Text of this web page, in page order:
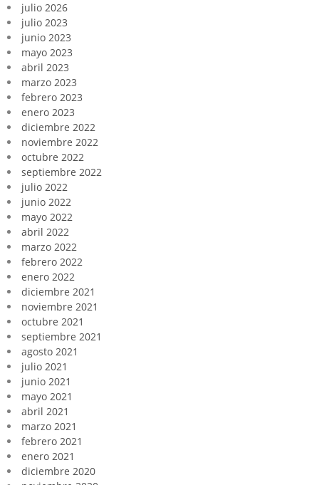
julio 2026
julio 2023
junio 2023
mayo 2023
abril 2023
marzo 2023
febrero 2023
enero 2023
diciembre 2022
noviembre 2022
octubre 2022
septiembre 2022
julio 2022
junio 2022
mayo 2022
abril 2022
marzo 2022
febrero 2022
enero 2022
diciembre 2021
noviembre 2021
octubre 2021
septiembre 2021
agosto 2021
julio 2021
junio 2021
mayo 2021
abril 2021
marzo 2021
febrero 2021
enero 2021
diciembre 2020